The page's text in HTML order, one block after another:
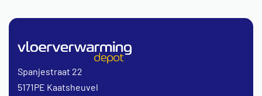
Spanjestraat 22
5171PE Kaatsheuvel